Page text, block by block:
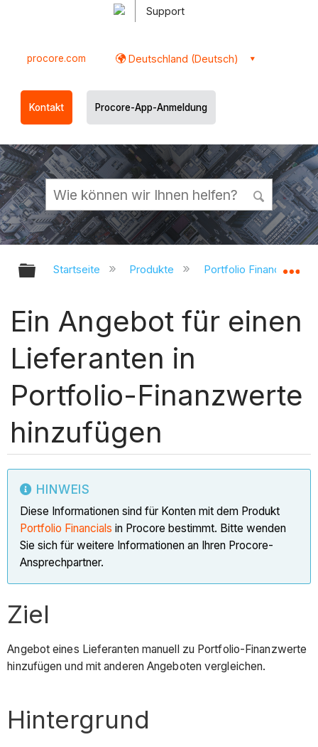
Support
procore.com Deutschland (Deutsch)
Kontakt Procore-App-Anmeldung
Globale Hierarchie auf- und
Startseite Produkte Portfolio Financials
Ein Angebot für einen
Lieferanten in
Portfolio-Finanzwerte
hinzufügen
HINWEIS
Diese Informationen sind für Konten mit dem Produkt
Portfolio Financials in Procore bestimmt. Bitte wenden
Sie sich für weitere Informationen an Ihren Procore-
Ansprechpartner.
Ziel
Angebot eines Lieferanten manuell zu Portfolio-Finanzwerte
hinzufügen und mit anderen Angeboten vergleichen.
Hintergrund